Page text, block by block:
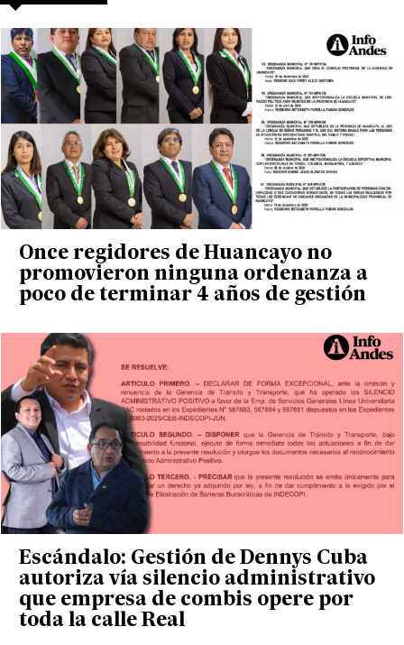
Once regidores de Huancayo no
promovieron ninguna ordenanza a
poco de terminar 4 años de gestión
Escándalo: Gestión de Dennys Cuba
autoriza vía silencio administrativo
que empresa de combis opere por
toda la calle Real